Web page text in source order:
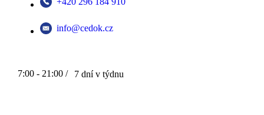
info@cedok.cz
7:00 - 21:00 / 7 dní v týdnu